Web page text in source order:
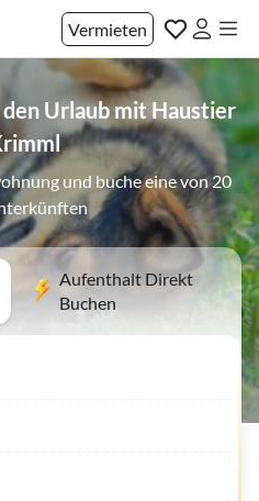
Vermieten
Urlaub mit Haustier
und buche eine von 20
Aufenthalt Direkt
Buchen